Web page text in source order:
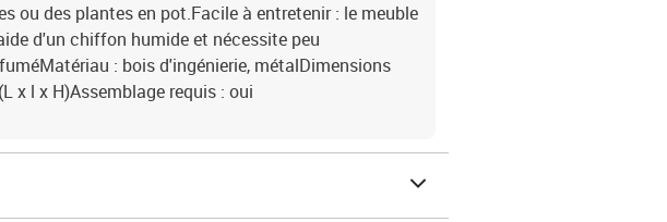
ou des plantes en pot.Facile à entretenir : le meuble
d'un chiffon humide et nécessite peu
: bois d'ingénierie, métalDimensions
x l x H)Assemblage requis : oui